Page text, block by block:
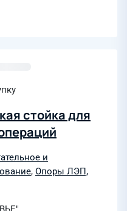
стойка для
и
, Опоры ЛЭП,